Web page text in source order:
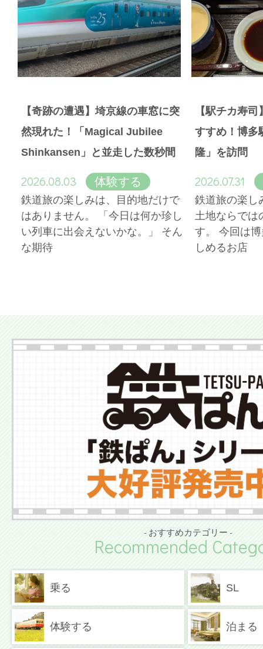
【奇跡の遭遇】埼京線の車窓に突
然現れた！「Magical Jubilee
Shinkansen」と並走した数秒間
2026.08.03 体験する
鉄道旅の楽しみは、目的地だけで
はありません。 「今日は何か珍し
い列車に出会えないかな。」 そん
な期待
【駅チカ寿
すすめ！博多
隆」を訪問
2026.07.31
鉄道旅の楽し
土地ならでは
す。 今回は
しめるお店
- おすすめカテゴリー -
Recommended
乗る SL
体験する 泊まる